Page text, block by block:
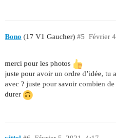
Bono (17 V1 Gaucher) Février
#5
merci pour les photos
juste pour avoir un ordre d’idée, tu
avec ? juste pour savoir combien
durer